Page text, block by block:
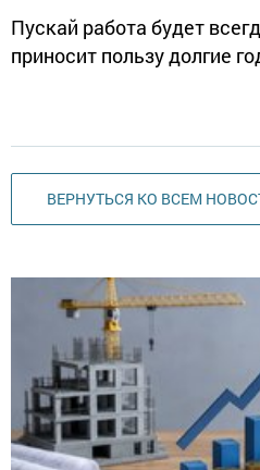
Пускай работа будет
приносит пользу долгие
ВЕРНУТЬСЯ КО ВСЕМ